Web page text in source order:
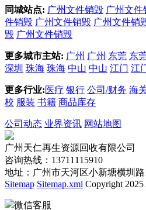
同城站点: 广州文件销毁 广州文件
件销毁 广州文件销毁 广州文件销
毁 广州文件销毁
更多城市主站: 广州 广州 东莞 东
深圳 珠海 珠海 中山 中山 江门 江
更多行业:医疗 银行 公司/财务 海
校 服装 书籍 商品库存
公司动态 业界资讯 网站地图
广州天仁再生资源回收有限公司
咨询热线：13711115910
地址：广州市天河区小新塘横圳路
Sitemap Sitemap.xml Copyright 2025
微信客服